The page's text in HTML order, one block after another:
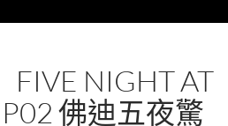
FIVE NIGHT AT
佛迪五夜驚